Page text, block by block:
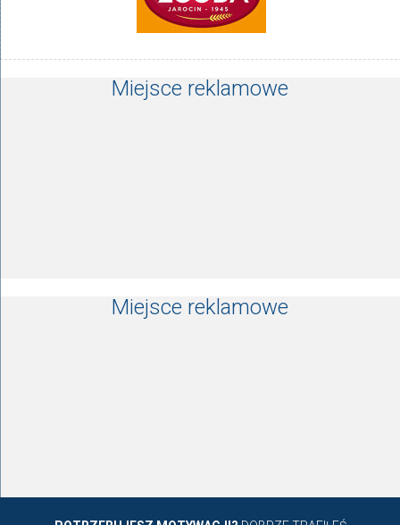
Miejsce reklamowe
Miejsce reklamowe